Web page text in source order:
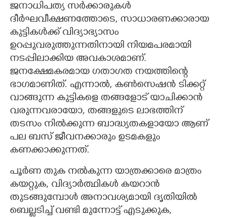
ജനാധിപത്യ സർക്കാരുകൾ
ദീർഘവീക്ഷണത്തോടെ, സാധാരണക്കാരായ
കുട്ടികൾക്ക് വിദ്യാഭ്യാസം
ഉറപ്പുവരുത്തുന്നതിനായി നിയമപരമായി
നടപ്പിലാക്കിയ അവകാശമാണ്.
ജനക്ഷേമകരമായ ഗതാഗത നയത്തിന്റെ
ഭാഗമാണിത്. എന്നാൽ, കൺസെഷൻ ടിക്കറ്റ്
വാങ്ങുന്ന കുട്ടികളെ തങ്ങളോട് യാചിക്കാൻ
വരുന്നവരായോ, തങ്ങളുടെ ലാഭത്തിന്
തടസം നിൽക്കുന്ന ബാദ്ധ്യതകളായോ ആണ്
പല ബസ് ജീവനക്കാരും ഉടമകളും
കണക്കാക്കുന്നത്.
പൂർണ തുക നൽകുന്ന യാത്രക്കാരെ മാത്രം
കയറ്റുക, വിദ്യാർത്ഥികൾ കയറാൻ
തുടങ്ങുമ്പോൾ അനാവശ്യമായി ദൃതിയിൽ
ബെല്ലടിച്ച് വണ്ടി മുന്നോട്ട് എടുക്കുക,